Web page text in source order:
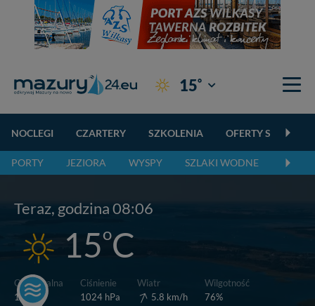
15° Giżycko
NOCLEGI CZARTERY SZKOLENIA OFERTY
PORTY JEZIORA WYSPY SZLAKI WODNE
Teraz, godzina 08:06
15oC
Odczuwalna
14oC
Ciśnienie
1024 hPa
Wiatr
5.8 km/h
Wilgotność
76%